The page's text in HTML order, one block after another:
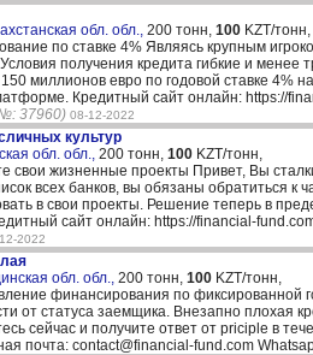
обл. обл., 200 тонн, 100 KZT/тонн,
по ставке 4% Являясь крупным
получения кредита гибкие и менее
миллионов евро по годовой ставке 4%
Кредитный сайт онлайн: https://
37960) 08-12-2022
культур
обл. обл., 200 тонн, 100 KZT/тонн,
свои жизненные проекты Привет, Вы
всех банков, вы обязаны обратиться к
в свои проекты. Решение теперь в
сайт онлайн: https://financial-
2022
обл. обл., 200 тонн, 100 KZT/тонн,
финансирования по фиксированной
от статуса заемщика. Внезапно плохая
сейчас и получите ответ от priciple в
почта: contact@financial-fund.com